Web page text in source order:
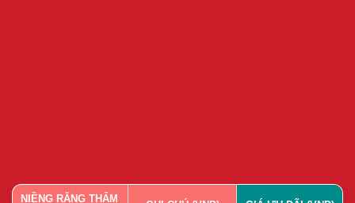
NIỀNG RĂNG THẨM